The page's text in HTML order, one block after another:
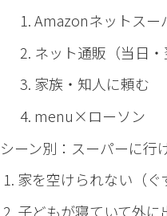
Amazonネットスー
ネット通販（当日・
家族・知人に頼む
menu×ローソン
シーン別：スーパーに行
家を空けられない（ぐ
子どもが寝ていて外に